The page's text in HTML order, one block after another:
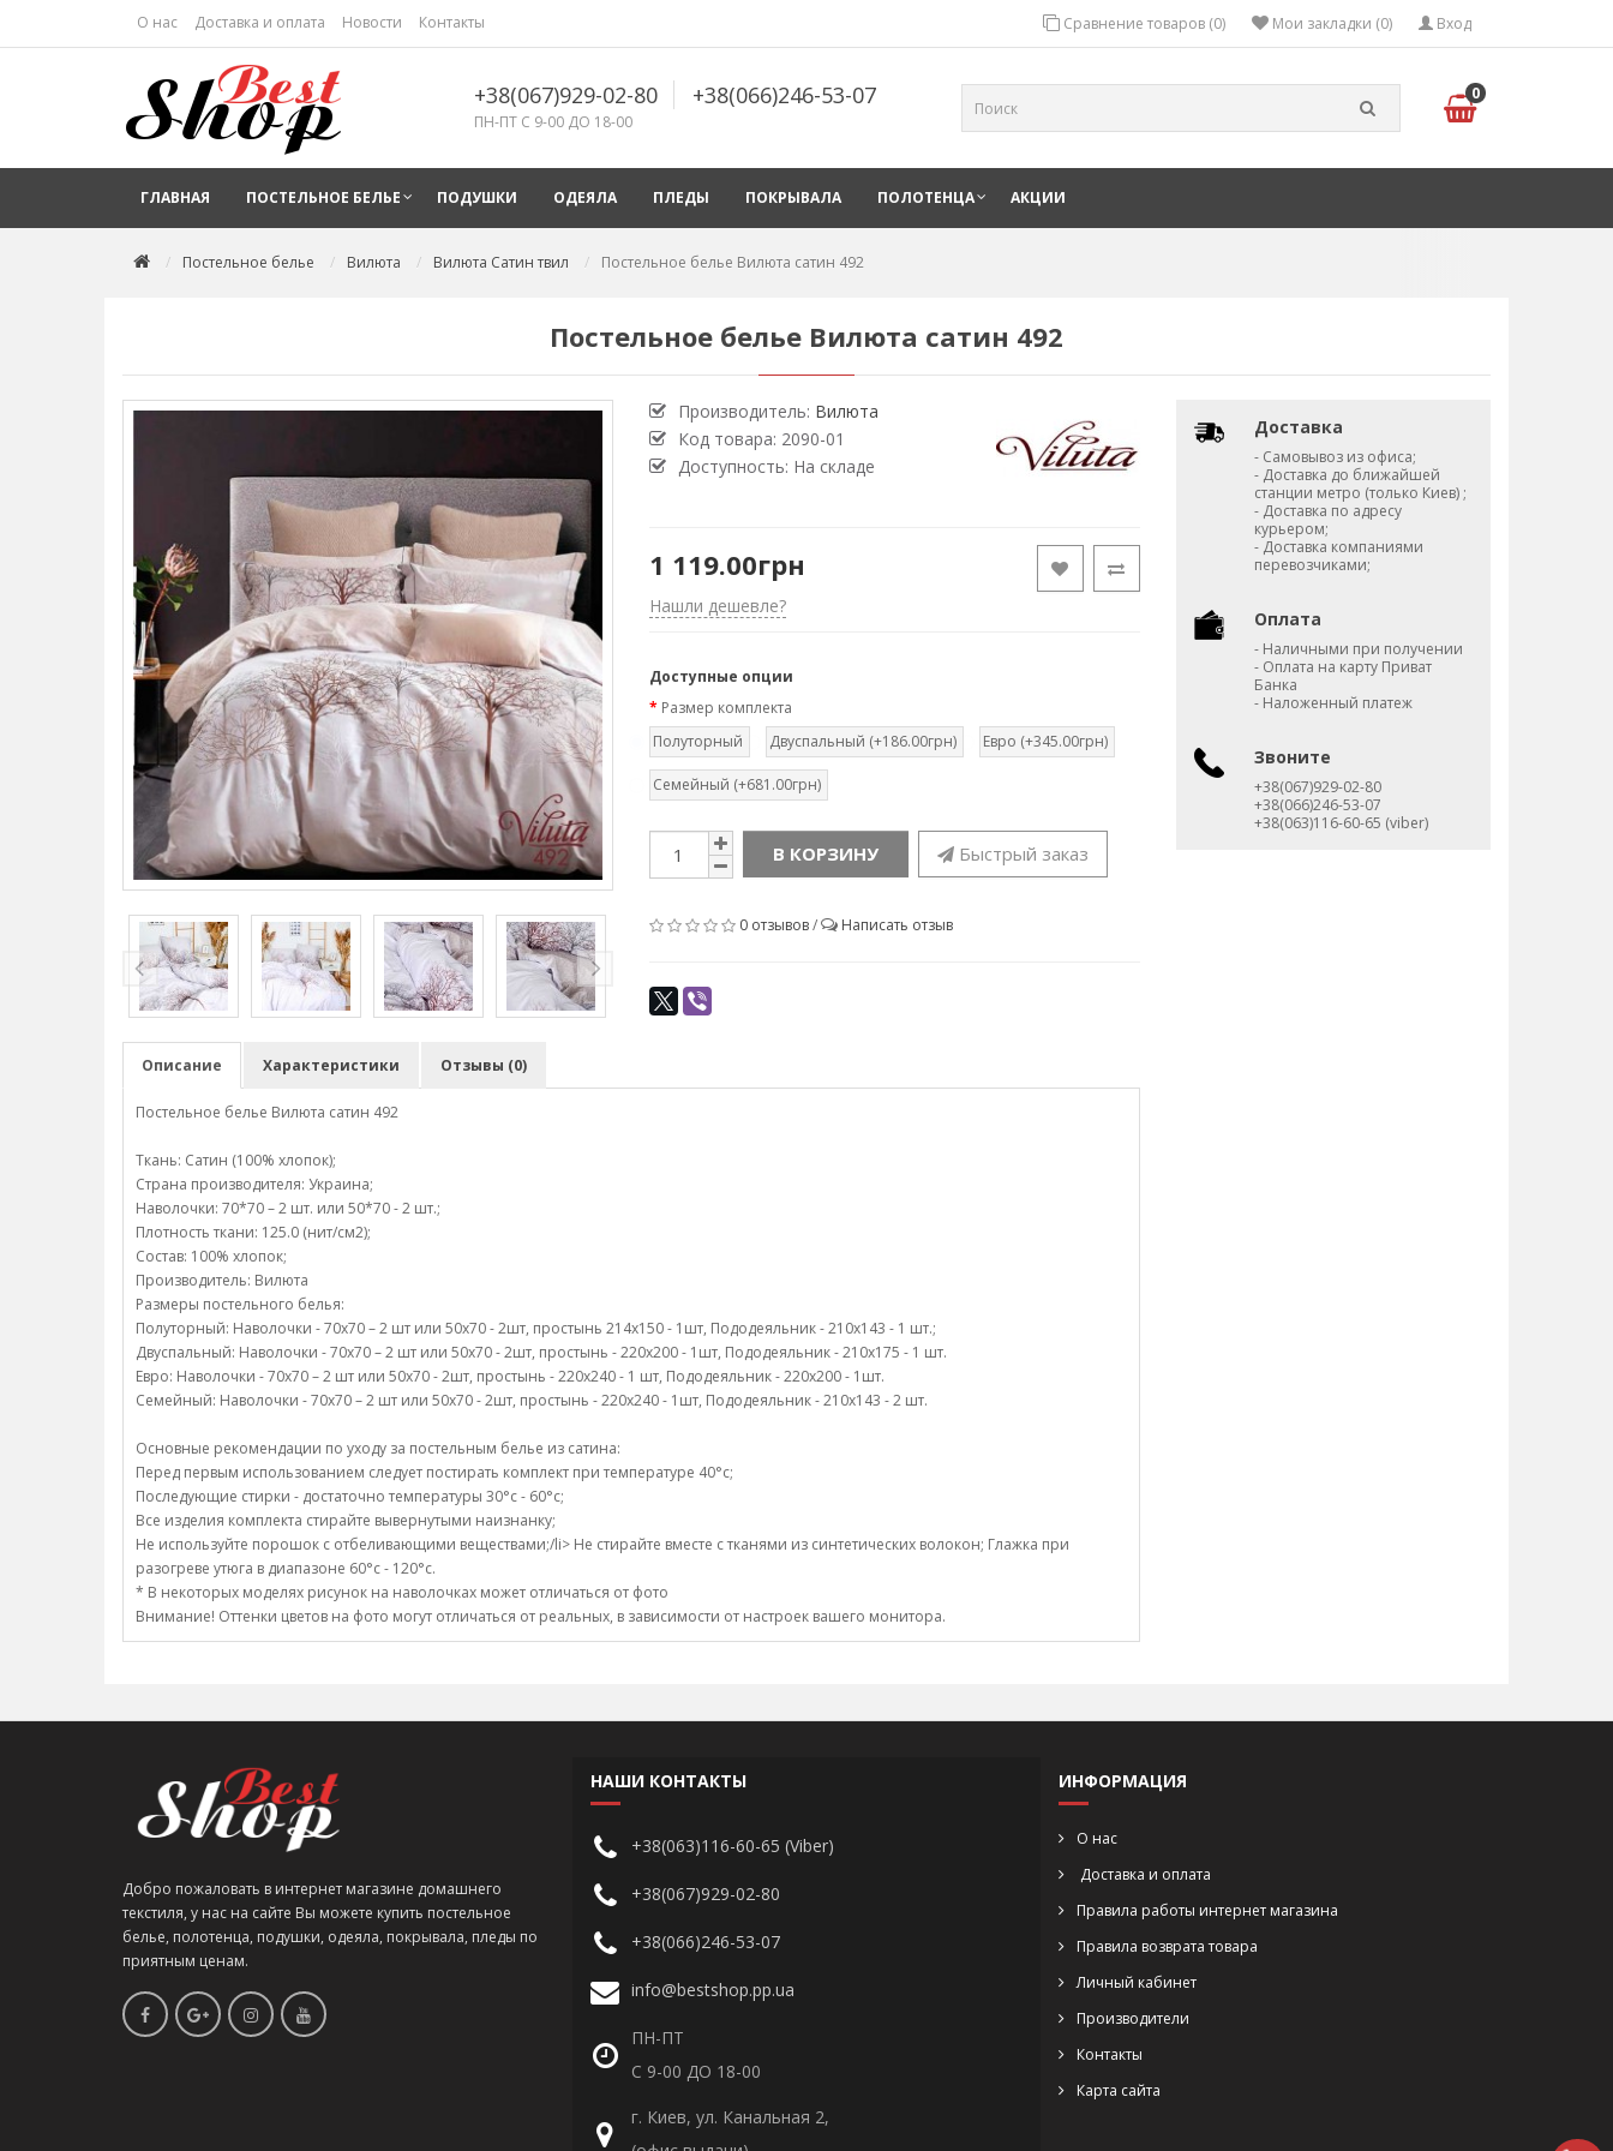
О нас Доставка и оплата Новости Контакты Вход
Мои закладки (0)
Сравнение товаров (0)
+38(067)929-02-80 +38(066)246-53-07
ПН-ПТ С 9-00 ДО 18-00
0
ГЛАВНАЯ ПОСТЕЛЬНОЕ БЕЛЬЕ ПОДУШКИ ОДЕЯЛА ПЛЕДЫ ПОКРЫВАЛА ПОЛОТЕНЦА АКЦИИ
Постельное белье Вилюта Вилюта Сатин твил Постельное белье Вилюта сатин 492
Постельное белье Вилюта сатин 492
Производитель: Вилюта
Код товара: 2090-01
Доступность: На складе
1 119.00грн
Нашли дешевле?
Доступные опции
Размер комплекта
Полуторный
Двуспальный (+186.00грн) Евро (+345.00грн)
Семейный (+681.00грн)
В КОРЗИНУ Быстрый заказ
0 отзывов/ Написать отзыв
Описание Характеристики Отзывы (0)
Постельное белье Вилюта сатин 492
Ткань: Сатин (100% хлопок);
Страна производителя: Украина;
Наволочки: 70*70 – 2 шт. или 50*70 - 2 шт.;
Плотность ткани: 125.0 (нит/см2);
Состав: 100% хлопок;
Производитель: Вилюта
Размеры постельного белья:
Полуторный: Наволочки - 70х70 – 2 шт или 50х70 - 2шт, простынь 214х150 - 1шт, Пододеяльник - 210х143 - 1 шт.;
Двуспальный: Наволочки - 70х70 – 2 шт или 50х70 - 2шт, простынь - 220х200 - 1шт, Пододеяльник - 210х175 - 1 шт.
Евро: Наволочки - 70х70 – 2 шт или 50х70 - 2шт, простынь - 220х240 - 1 шт, Пододеяльник - 220х200 - 1шт.
Семейный: Наволочки - 70х70 – 2 шт или 50х70 - 2шт, простынь - 220х240 - 1шт, Пододеяльник - 210х143 - 2 шт.
Основные рекомендации по уходу за постельным белье из сатина:
Перед первым использованием следует постирать комплект при температуре 40°c;
Последующие стирки - достаточно температуры 30°c - 60°c;
Все изделия комплекта стирайте вывернутыми наизнанку;
Не используйте порошок с отбеливающими веществами;/li> Не стирайте вместе с тканями из синтетических волокон; Глажка при
разогреве утюга в диапазоне 60°c - 120°c.
* В некоторых моделях рисунок на наволочках может отличаться от фото
Внимание! Оттенки цветов на фото могут отличаться от реальных, в зависимости от настроек вашего монитора.
Доставка
- Самовывоз из офиса;
- Доставка до ближайшей
станции метро (только Киев) ;
- Доставка по адресу
курьером;
- Доставка компаниями
перевозчиками;
Оплата
- Наличными при получении
- Оплата на карту Приват
Банка
- Наложенный платеж
Звоните
+38(067)929-02-80
+38(066)246-53-07
+38(063)116-60-65 (viber)
Добро пожаловать в интернет магазине домашнего
текстиля, у нас на сайте Вы можете купить постельное
белье, полотенца, подушки, одеяла, покрывала, пледы по
приятным ценам.
НАШИ КОНТАКТЫ
+38(063)116-60-65 (Viber)
+38(067)929-02-80
+38(066)246-53-07
info@bestshop.pp.ua
ПН-ПТ
С 9-00 ДО 18-00
г. Киев, ул. Канальная 2,
ИНФОРМАЦИЯ
О нас
Доставка и оплата
Правила работы интернет магазина
Правила возврата товара
Личный кабинет
Производители
Контакты
Карта сайта